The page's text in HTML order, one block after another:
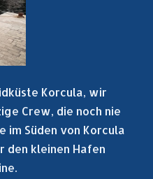
Korcula, wir
Crew, die noch nie
im Süden von Korcula
den kleinen Hafen